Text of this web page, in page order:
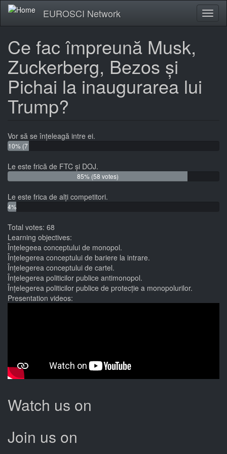
Skip
main
EUROSCI Network
Ce fac împreună Musk,
Zuckerberg, Bezos și
Pichai la inaugurarea lui
Trump?
Vor să se înțeleagă intre ei.
10% (7
Le este frică de FTC și DOJ.
85% (58 votes)
Le este frica de alți competitori.
4%
votes)
Total votes: 68
Learning objectives:
Înțelegeea conceptului de monopol.
Înțelegerea conceptului de bariere la intrare.
Înțelegerea conceptului de cartel.
Înțelegerea politicilor publice antimonopol.
Înțelegerea politicilor publice de protecție a monopolurilor.
Presentation videos:
Watch us on
Join us on